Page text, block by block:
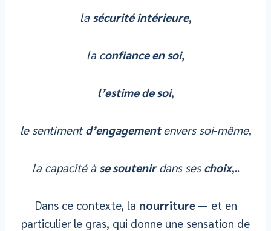
la sécurité intérieure,
la confiance en soi,
l’estime de soi,
le sentimentd’engagementenvers soi‑même,
la capacité à se soutenirdans ses choix,..
Dans ce contexte, la nourriture — et en
particulier le gras, qui donne une sensation de